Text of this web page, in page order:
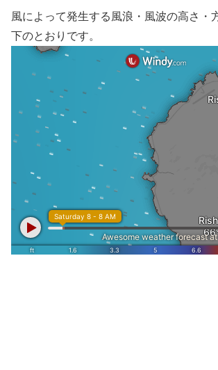
風によって発生する風浪・風波の高さ・
下のとおりです。